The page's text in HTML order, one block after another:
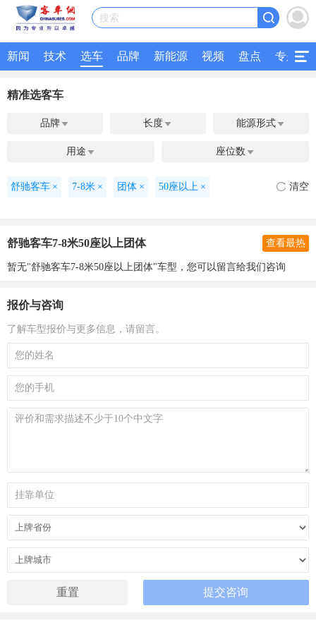
搜索
新闻 技术 选车 品牌 新能源 视频 盘点 专题
精准选客车
品牌  长度  能源形式 
用途  座位数 
舒驰客车 × 7-8米 × 团体 × 50座以上 × 清空
舒驰客车7-8米50座以上团体 查看最热
暂无"舒驰客车7-8米50座以上团体"车型，您可以留言给我们咨询
报价与咨询
了解车型报价与更多信息，请留言。